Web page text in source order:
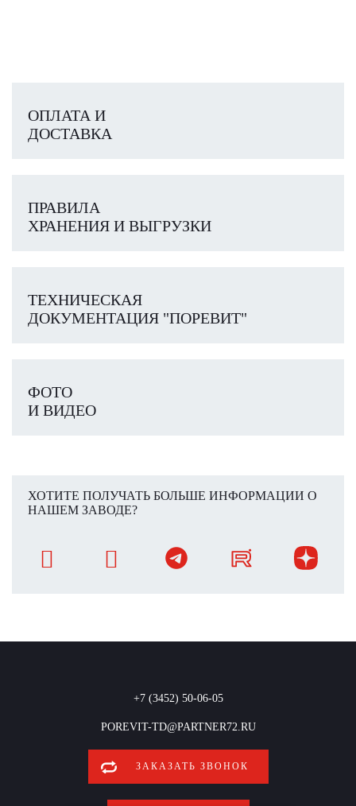
ОПЛАТА И
ДОСТАВКА
ПРАВИЛА
ХРАНЕНИЯ И ВЫГРУЗКИ
ТЕХНИЧЕСКАЯ
ДОКУМЕНТАЦИЯ "ПОРЕВИТ"
ФОТО
И ВИДЕО
ХОТИТЕ ПОЛУЧАТЬ БОЛЬШЕ ИНФОРМАЦИИ О
НАШЕМ ЗАВОДЕ?
+7 (3452) 50-06-05
POREVIT-TD@PARTNER72.RU
ЗАКАЗАТЬ ЗВОНОК